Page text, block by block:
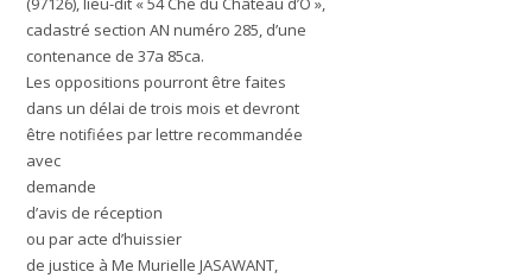
cadastré section AN numéro 285, d’une
contenance de 37a 85ca.
Les oppositions pourront être faites
dans un délai de trois mois et devront
être notifiées par lettre recommandée
avec
demande
d’avis de réception
ou par acte d’huissier
de justice à Me Murielle JASAWANT,